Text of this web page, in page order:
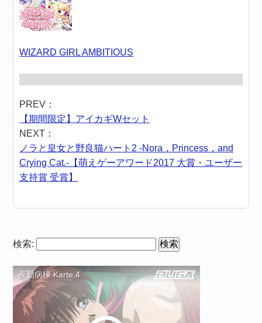
WIZARD GIRL AMBITIOUS
PREV：
【期間限定】アイカギWセット
NEXT：
ノラと皇女と野良猫ハート2 -Nora，Princess，and
Crying Cat.-【萌えゲーアワード2017 大賞・ユーザー
支持賞 受賞】
検索: